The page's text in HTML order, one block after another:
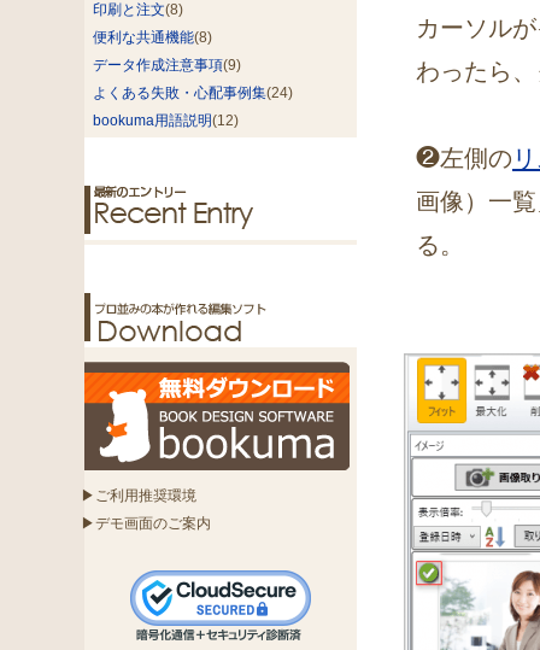
カーソル
わったら
❷左側の
画像）一
る。
印刷と注文(8)
便利な共通機能(8)
データ作成注意事項(9)
よくある失敗・心配事例集(24)
bookuma用語説明(12)
▶ご利用推奨環境
▶デモ画面のご案内